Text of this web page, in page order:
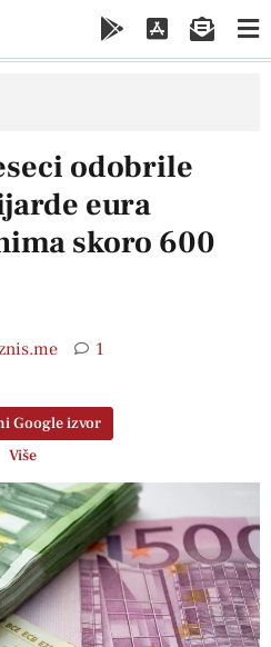
odobrile
eura
skoro 600
1
Google izvor
Više